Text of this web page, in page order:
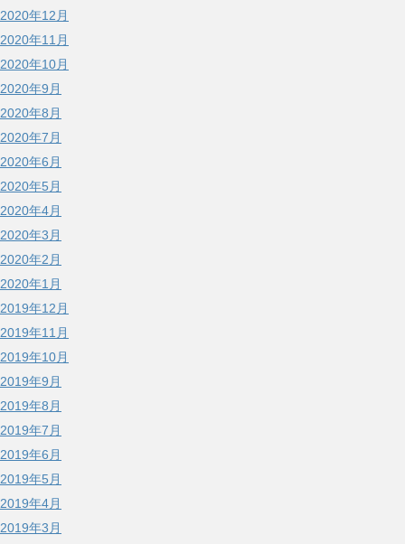
2020年12月
2020年11月
2020年10月
2020年9月
2020年8月
2020年7月
2020年6月
2020年5月
2020年4月
2020年3月
2020年2月
2020年1月
2019年12月
2019年11月
2019年10月
2019年9月
2019年8月
2019年7月
2019年6月
2019年5月
2019年4月
2019年3月